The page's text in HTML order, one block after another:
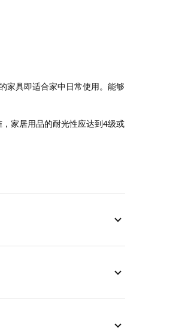
家具即适合家中日常使用。能够
家居用品的耐光性应达到4级或